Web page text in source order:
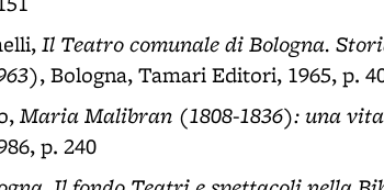
Il Teatro comunale di Bologna.
, Bologna, Tamari Editori, 1965, p.
Maria Malibran (1808-1836): una
p. 240